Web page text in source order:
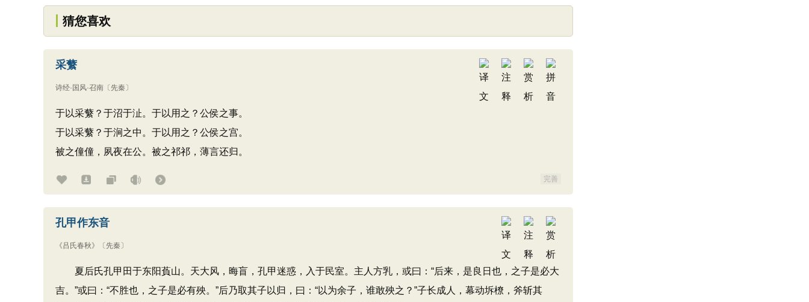
猜您喜欢
采蘩
诗经·国风·召南 〔先秦〕
于以采蘩？于沼于沚。于以用之？公侯之事。
于以采蘩？于涧之中。于以用之？公侯之宫。
被之僮僮，夙夜在公。被之祁祁，薄言还归。
完善
孔甲作东音
《吕氏春秋》 〔先秦〕
夏后氏孔甲田于东阳萯山。天大风，晦盲，孔甲迷惑，入于民室。主人方乳，或曰：“后来，是良日也，之子是必大
吉。”或曰：“不胜也，之子是必有殃。”后乃取其子以归，曰：“以为余子，谁敢殃之？”子长成人，幕动坼橑，斧斩其